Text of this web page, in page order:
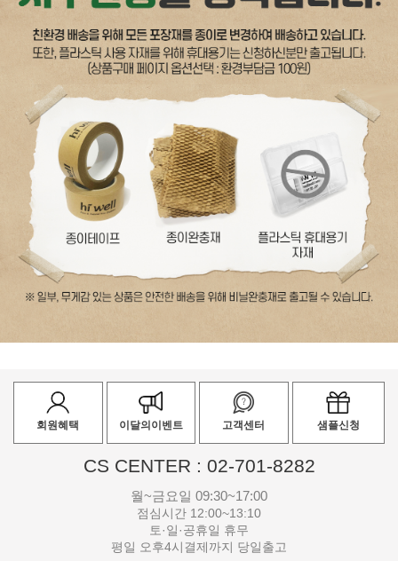
회원혜택 이달의이벤트 고객센터 샘플신청
CS CENTER : 02-701-8282
월~금요일 09:30~17:00
점심시간 12:00~13:10
토·일·공휴일 휴무
평일 오후4시결제까지 당일출고